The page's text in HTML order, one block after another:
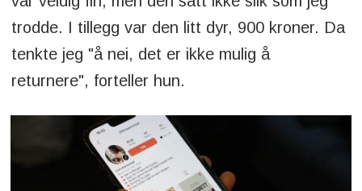
trodde. I tillegg var den litt dyr, 900 kroner. Da
tenkte jeg "å nei, det er ikke mulig å
returnere", forteller hun.